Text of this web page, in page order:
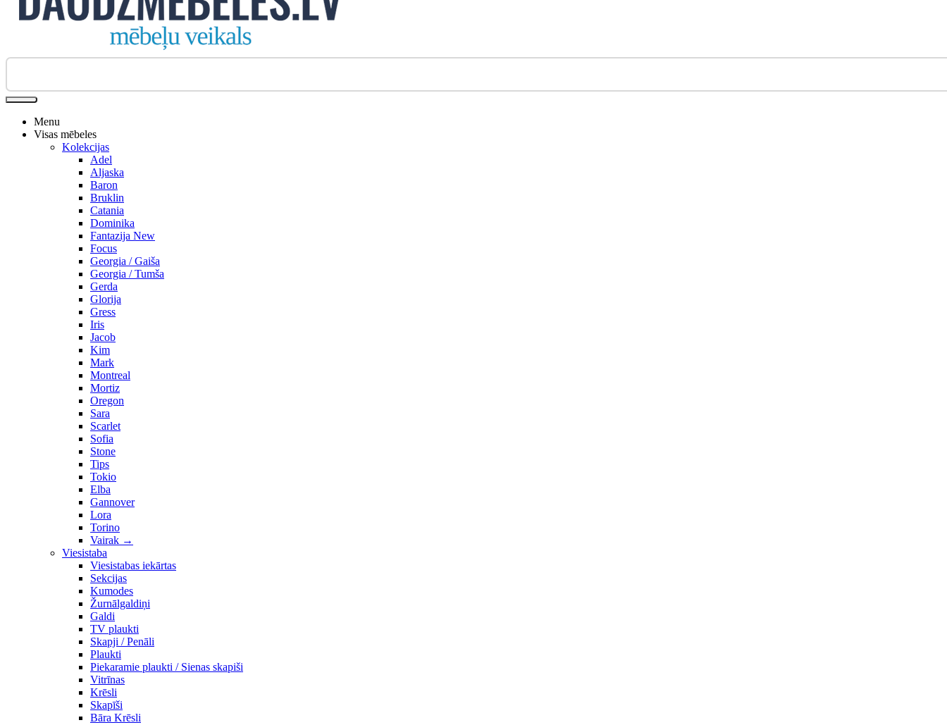
Biroja krēsli
Menu
Visas mēbeles
Kolekcijas
Adel
Aljaska
Baron
Bruklin
Catania
Dominika
Fantazija New
Focus
Georgia / Gaiša
Georgia / Tumša
Gerda
Glorija
Gress
Iris
Jacob
Kim
Mark
Montreal
Mortiz
Oregon
Sara
Scarlet
Sofia
Stone
Tips
Tokio
Elba
Gannover
Lora
Torino
Vairak →
Viesistaba
Viesistabas iekārtas
Sekcijas
Kumodes
Žurnālgaldiņi
Galdi
TV plaukti
Skapji / Penāli
Plaukti
Piekaramie plaukti / Sienas skapiši
Vitrīnas
Krēsli
Skapīši
Bāra Krēsli